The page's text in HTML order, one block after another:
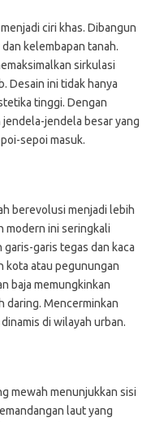
ciri khas. Dibangun
kelembapan tanah.
sirkulasi
Desain ini tidak hanya
tinggi. Dengan
jendela-jendela besar yang
sepoi masuk.
berevolusi menjadi lebih
modern ini seringkali
garis tegas dan kaca
kota atau pegunungan
baja memungkinkan
daring. Mencerminkan
di wilayah urban.
mewah menunjukkan sisi
laut yang